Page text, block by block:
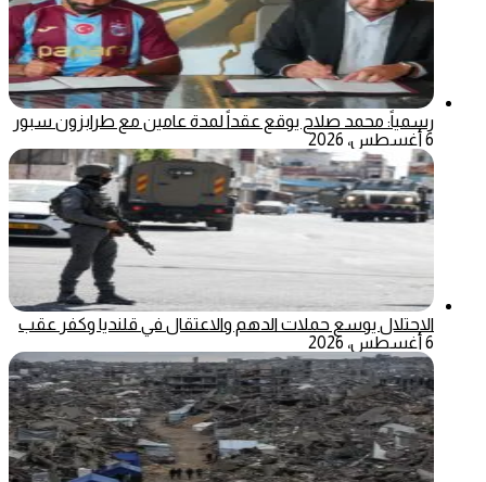
رسمياً: محمد صلاح يوقع عقداً لمدة عامين مع طرابزون سبور
6 أغسطس، 2026
الاحتلال يوسع حملات الدهم والاعتقال في قلنديا وكفر عقب
6 أغسطس، 2026